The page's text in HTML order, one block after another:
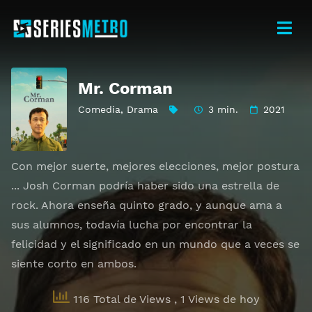
Mr. Corman
Comedia, Drama 3 min. 2021
Con mejor suerte, mejores elecciones, mejor postura
... Josh Corman podría haber sido una estrella de
rock. Ahora enseña quinto grado, y aunque ama a
sus alumnos, todavía lucha por encontrar la
felicidad y el significado en un mundo que a veces se
siente corto en ambos.
116 Total de Views , 1 Views de hoy